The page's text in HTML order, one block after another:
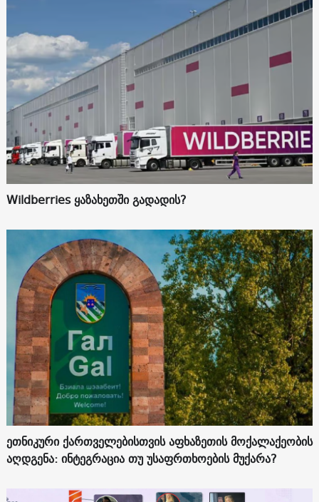
Wildberries ყაზახეთში გადადის?
ეთნიკური ქართველებისთვის აფხაზეთის მოქალაქეობის
აღდგენა: ინტეგრაცია თუ უსაფრთხოების მუქარა?